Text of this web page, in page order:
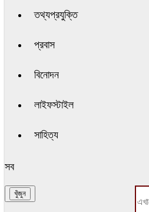
তথ্যপ্রযুক্তি
প্রবাস
বিনোদন
লাইফস্টাইল
সাহিত্য
সব